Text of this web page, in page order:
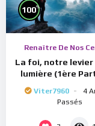
100%
Renaître De Nos
La foi, notre levier
lumière (1ère
Viter7960
4
Passés